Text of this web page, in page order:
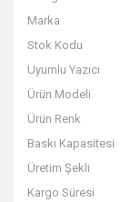
Marka
Stok Kodu
Uyumlu Yazıcı
Ürün Modeli
Ürün Renk
Baskı Kapasitesi
Üretim Şekli
Kargo Süresi